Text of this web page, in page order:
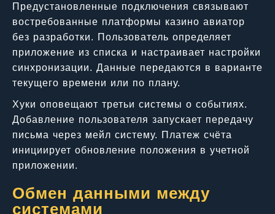
Предустановленные подключения связывают
востребованные платформы казино авиатор
без разработки. Пользователь определяет
приложение из списка и настраивает настройки
синхронизации. Данные передаются в варианте
текущего времени или по плану.
Хуки оповещают третьи системы о событиях.
Добавление пользователя запускает передачу
письма через мейл систему. Платеж счёта
инициирует обновление положения в учетной
приложении.
Обмен данными между
системами